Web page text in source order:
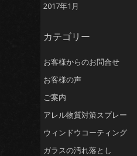
2017年1月
カテゴリー
お客様からのお問合せ
お客様の声
ご案内
アレル物質対策スプレー
ウィンドウコーティング
ガラスの汚れ落とし